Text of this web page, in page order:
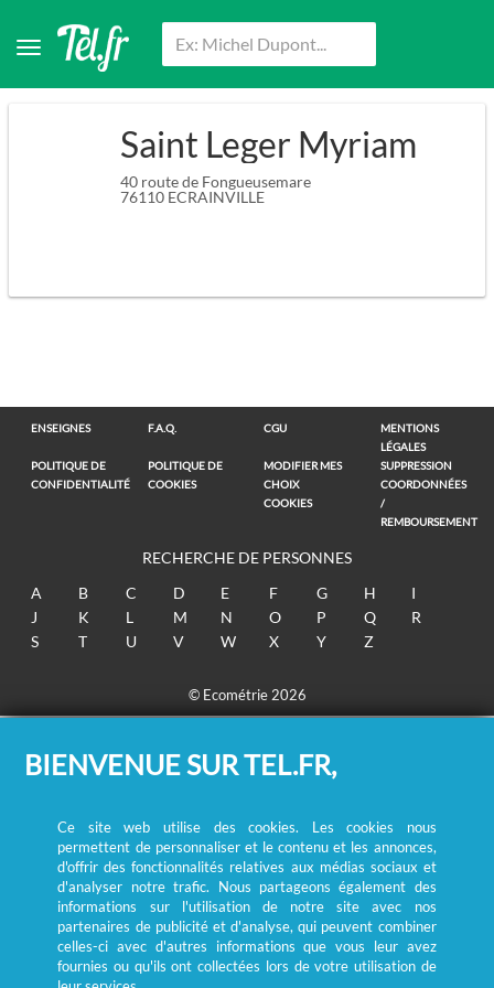
Saint Leger Myriam
40 route de Fongueusemare
76110 ECRAINVILLE
ENSEIGNES F.A.Q. CGU
MENTIONS
LÉGALES
POLITIQUE DE
CONFIDENTIALITÉ
POLITIQUE DE
COOKIES
MODIFIER MES
CHOIX
COOKIES
SUPPRESSION
COORDONNÉES
/
REMBOURSEMENT
RECHERCHE DE PERSONNES
A
B C D E F G H
I
J
K L M N O P Q
R
S
T U V W X Y Z
© Ecométrie 2026
BIENVENUE SUR TEL.FR,
Ce site web utilise des cookies. Les cookies nous
permettent de personnaliser et le contenu et les annonces,
d'offrir des fonctionnalités relatives aux médias sociaux et
d'analyser notre trafic. Nous partageons également des
informations sur l'utilisation de notre site avec nos
partenaires de publicité et d'analyse, qui peuvent combiner
celles-ci avec d'autres informations que vous leur avez
fournies ou qu'ils ont collectées lors de votre utilisation de